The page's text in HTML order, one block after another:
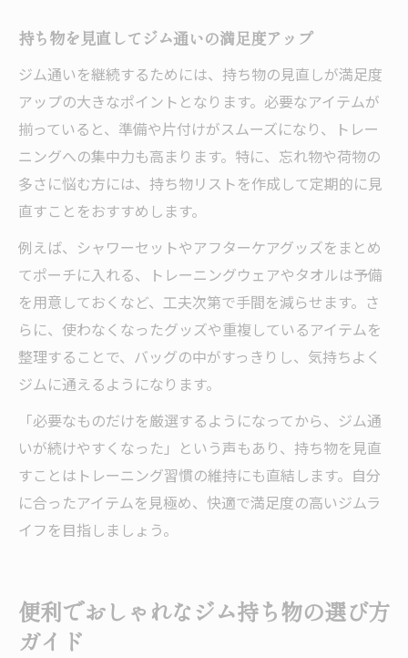
持ち物を見直してジム通いの満足度アップ
ジム通いを継続するためには、持ち物の見直しが満足度
アップの大きなポイントとなります。必要なアイテムが
揃っていると、準備や片付けがスムーズになり、トレー
ニングへの集中力も高まります。特に、忘れ物や荷物の
多さに悩む方には、持ち物リストを作成して定期的に見
直すことをおすすめします。
例えば、シャワーセットやアフターケアグッズをまとめ
てポーチに入れる、トレーニングウェアやタオルは予備
を用意しておくなど、工夫次第で手間を減らせます。さ
らに、使わなくなったグッズや重複しているアイテムを
整理することで、バッグの中がすっきりし、気持ちよく
ジムに通えるようになります。
「必要なものだけを厳選するようになってから、ジム通
いが続けやすくなった」という声もあり、持ち物を見直
すことはトレーニング習慣の維持にも直結します。自分
に合ったアイテムを見極め、快適で満足度の高いジムラ
イフを目指しましょう。
便利でおしゃれなジム持ち物の選び方
ガイド